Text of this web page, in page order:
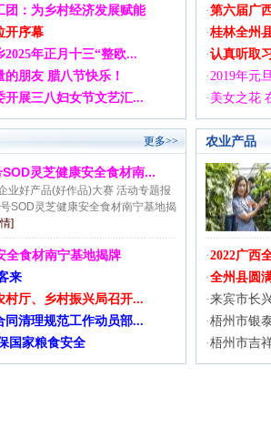
团：为乡村经济发展赋能
开序幕
年正月十三“整欧...
朋友 腊八节快乐！
开展三八妇女节文艺汇...
·第六届广
·桂林全州
·认真听取
·2019年元
· 美女之花
更多>>
灵芝健康安全食材南...
业好产品(好作品)大赛 活动专题报
SOD灵芝健康安全食材南宁基地揭
]
全食材南宁基地揭牌
来
村厅、乡村振兴局召开...
同清理规范工作动员部...
国家粮食安全
农业产品
·2022广西
·全州县圆
·来宾市长
·梧州市银
·梧州市吉